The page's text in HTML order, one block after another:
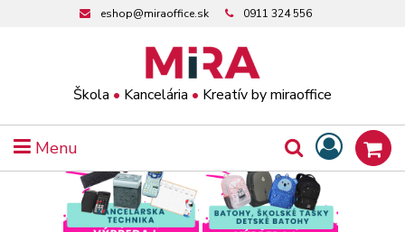
Škola • Kancelária • Kreatív by miraoffice
eshop@miraoffice.sk 0911 324 556
Menu